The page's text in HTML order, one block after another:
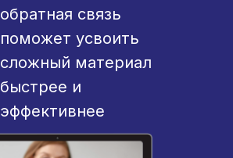
обратная связь
поможет усвоить
сложный материал
быстрее и
эффективнее